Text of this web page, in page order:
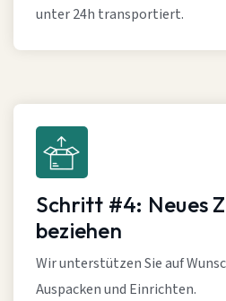
unter 24h transportiert.
Schritt #4: Neues
beziehen
Wir unterstützen Sie auf
Auspacken und Einrichten.